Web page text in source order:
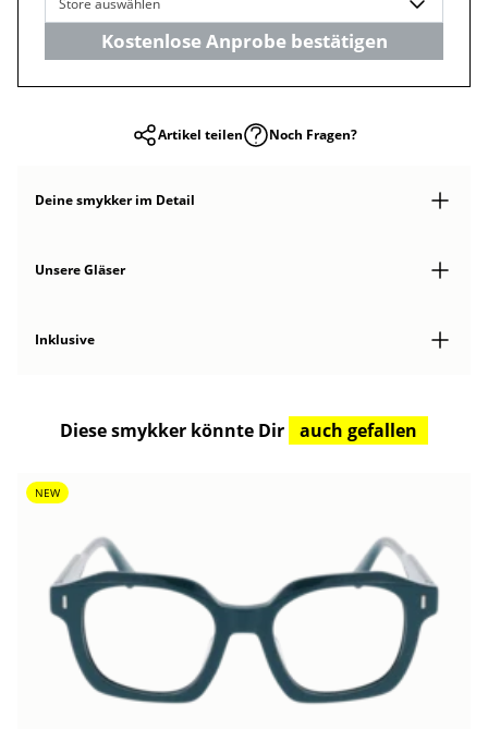
Kostenlose Anprobe bestätigen
Artikel teilen Noch Fragen?
Deine smykkerim Detail
Unsere Gläser
Inklusive
Diese smykker könnte Dir auch gefallen
NEW